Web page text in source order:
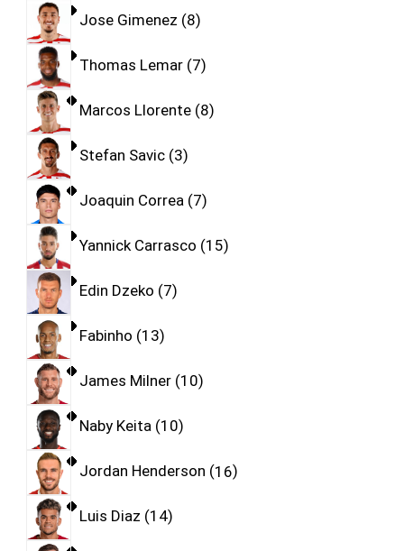
Jose Gimenez 8
Thomas Lemar 7
Marcos Llorente 8
Stefan Savic 3
Joaquin Correa 7
Yannick Carrasco 15
Edin Dzeko 7
Fabinho 13
James Milner 10
Naby Keita 10
Jordan Henderson 16
Luis Diaz 14